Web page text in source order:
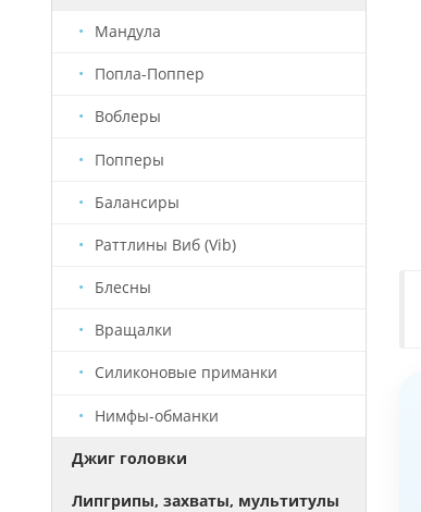
Мандула
Попла-Поппер
Воблеры
Попперы
Балансиры
Раттлины Виб (Vib)
Блесны
Вращалки
Силиконовые приманки
Нимфы-обманки
Джиг головки
Липгрипы, захваты, мультитулы
Уведомить о наличии
Скоро будет